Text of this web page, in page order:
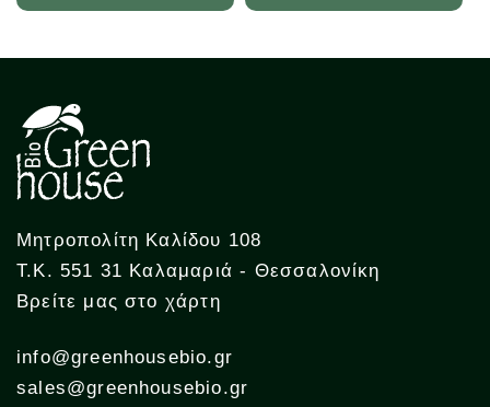
Μητροπολίτη Καλίδου 108
Τ.Κ. 551 31 Καλαμαριά - Θεσσαλονίκη
Βρείτε μας στο χάρτη
info@greenhousebio.gr
sales@greenhousebio.gr